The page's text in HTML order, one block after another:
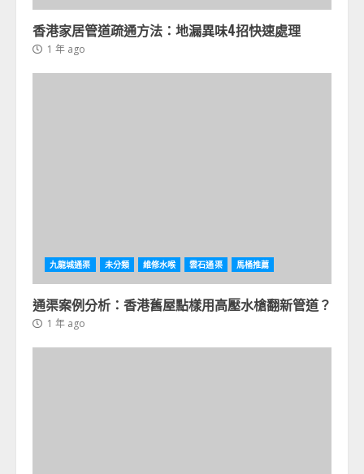
香港家居管道疏通方法：地漏異味4招快速處理
1 年 ago
九龍城通渠 未分類 維修水喉 雲石通渠 馬桶推薦
通渠案例分析：香港舊屋點樣用高壓水槍翻新管道？
1 年 ago